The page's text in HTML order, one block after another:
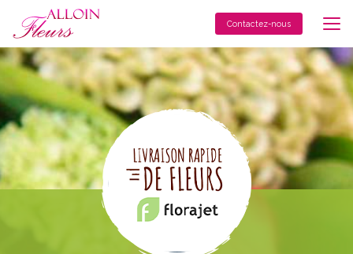
contenu
principal
Contactez-nous